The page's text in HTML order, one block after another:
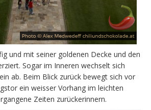
und mit seiner goldenen Decke und den
Sogar im Inneren wechselt sich
ab. Beim Blick zurück bewegt sich vor
ein weisser Vorhang im leichten
Zeiten zurückerinnern.